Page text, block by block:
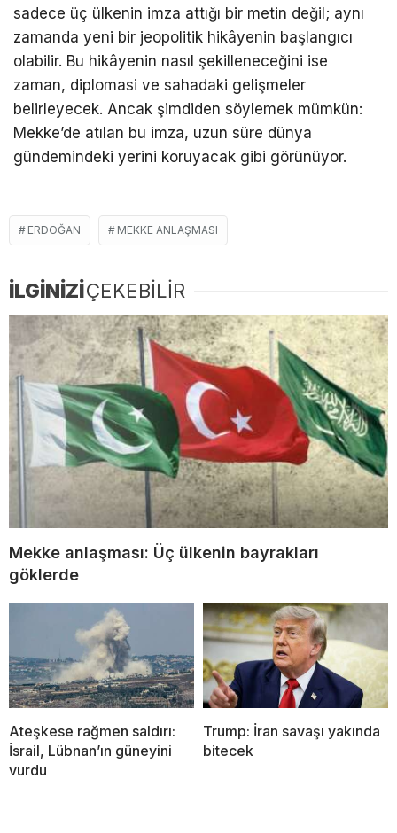
sadece üç ülkenin imza attığı bir metin değil; aynı
zamanda yeni bir jeopolitik hikâyenin başlangıcı
olabilir. Bu hikâyenin nasıl şekilleneceğini ise
zaman, diplomasi ve sahadaki gelişmeler
belirleyecek. Ancak şimdiden söylemek mümkün:
Mekke’de atılan bu imza, uzun süre dünya
gündemindeki yerini koruyacak gibi görünüyor.
ERDOĞAN MEKKE ANLAŞMASI
İLGİNİZİÇEKEBİLİR
Mekke anlaşması: Üç ülkenin bayrakları
göklerde
Ateşkese rağmen saldırı:
İsrail, Lübnan’ın güneyini
vurdu
Trump: İran savaşı yakında
bitecek